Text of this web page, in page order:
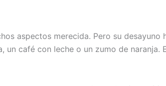
aspectos merecida. Pero su
un café con leche o un zumo de